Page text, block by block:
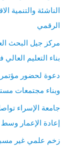
الناشئة والتنمية
الرقمي
مركز جيل البحث
بناء التعليم
دعوة لحضور مؤتمر
وبناء مجتمعات
جامعة الإسراء
إعادة الإعمار وسط